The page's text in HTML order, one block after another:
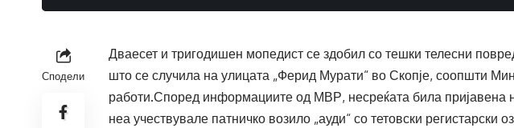
Сподели
Дваесет и тригодишен мопедист се здобил со тешки телесни
што се случила на улицата „Ферид Мурати“ во Скопје, соопшти
работи.Според информациите од МВР, несреќата била пријавена
неа учествувале патничко возило „ауди“ со тетовски регистарски